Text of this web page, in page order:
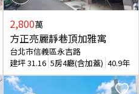
2,800萬
方正亮麗靜巷頂加雅寓
台北市信義區永吉路
建坪31.16 5房4廳(含加蓋) 40.9年